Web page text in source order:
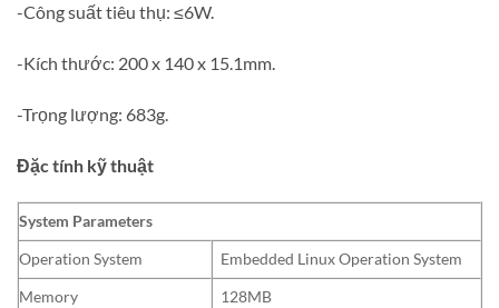
-Công suất tiêu thụ: ≤6W.
-Kích thước: 200 x 140 x 15.1mm.
-Trọng lượng: 683g.
Đặc tính kỹ thuật
System Parameters
Operation System
Embedded Linux Operation System
Memory
128MB